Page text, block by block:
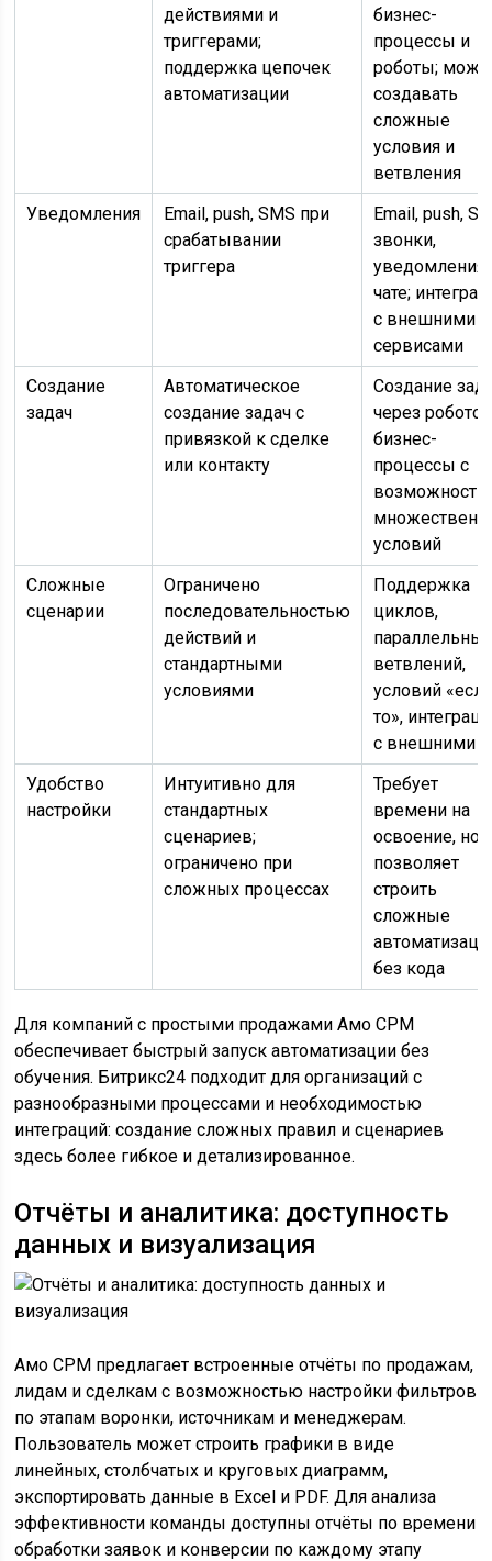
действиями и
триггерами;
поддержка цепочек
автоматизации
бизнес-
процессы и
роботы;
создавать
сложные
условия и
ветвления
Уведомления
Email, push, SMS при
срабатывании
триггера
Email, push,
звонки,
уведомления
чате;
с внешними
сервисами
Создание
задач
Автоматическое
создание задач с
привязкой к сделке
или контакту
Создание
через
бизнес-
процессы с
условий
Сложные
сценарии
Ограничено
последовательностью
действий и
стандартными
условиями
Поддержка
циклов,
ветвлений,
условий
то»,
с внешними
Удобство
настройки
Интуитивно для
стандартных
сценариев;
ограничено при
сложных процессах
Требует
времени на
освоение, но
позволяет
строить
сложные
без кода
Для компаний с простыми продажами Амо СРМ
обеспечивает быстрый запуск автоматизации без
обучения. Битрикс24 подходит для организаций с
разнообразными процессами и необходимостью
интеграций: создание сложных правил и сценариев
здесь более гибкое и детализированное.
Отчёты и аналитика: доступность
данных и визуализация
Амо СРМ предлагает встроенные отчёты по продажам,
лидам и сделкам с возможностью настройки фильтров
по этапам воронки, источникам и менеджерам.
Пользователь может строить графики в виде
линейных, столбчатых и круговых диаграмм,
экспортировать данные в Excel и PDF. Для анализа
эффективности команды доступны отчёты по времени
обработки заявок и конверсии по каждому этапу